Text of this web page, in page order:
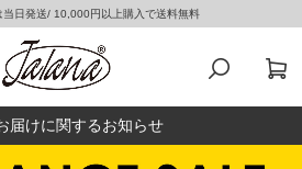
当日発送/ 10,000円以上購入で送料無料
届けに関するお知らせ